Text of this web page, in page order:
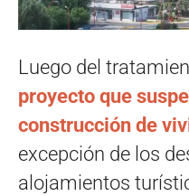
Luego del
proyecto que
construcción de
excepción de los
alojamientos